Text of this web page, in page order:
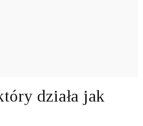
działa jak